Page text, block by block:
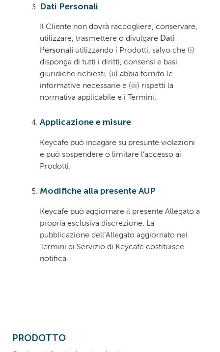
Dati Personali
Il Cliente non dovrà raccogliere, conservare,
utilizzare, trasmettere o divulgare Dati
Personali utilizzando i Prodotti, salvo che (i)
disponga di tutti i diritti, consensi e basi
giuridiche richiesti, (ii) abbia fornito le
informative necessarie e (iii) rispetti la
normativa applicabile e i Termini.
Applicazione e misure
Keycafe può indagare su presunte violazioni
e può sospendere o limitare l’accesso ai
Prodotti.
Modifiche alla presente AUP
Keycafe può aggiornare il presente Allegato a
propria esclusiva discrezione. La
pubblicazione dell’Allegato aggiornato nei
Termini di Servizio di Keycafe costituisce
notifica.
PRODOTTO